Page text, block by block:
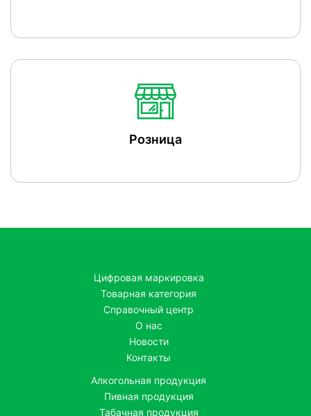
Розница
Цифровая маркировка
Товарная категория
Справочный центр
О нас
Новости
Контакты
Алкогольная продукция
Пивная продукция
Табачная продукция